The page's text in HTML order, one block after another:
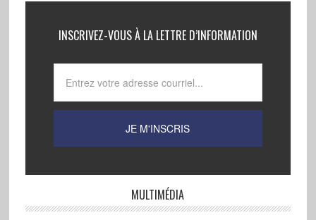
INSCRIVEZ-VOUS À LA LETTRE D’INFORMATION
MULTIMÉDIA